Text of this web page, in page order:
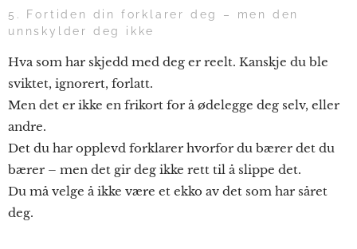
5. Fortiden din forklarer deg – men den
unnskylder deg ikke
Hva som har skjedd med deg er reelt. Kanskje du ble
sviktet, ignorert, forlatt.
Men det er ikke en frikort for å ødelegge deg selv, eller
andre.
Det du har opplevd forklarer hvorfor du bærer det du
bærer – men det gir deg ikke rett til å slippe det.
Du må velge å ikke være et ekko av det som har såret
deg.